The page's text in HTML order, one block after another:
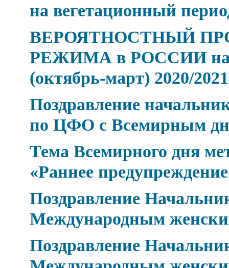
на вегетационный
ВЕРОЯТНОСТНЫЙ
РЕЖИМА в РОССИИ на
(октябрь-март) 2020/2021
Поздравление
по ЦФО с Всемирным
Тема Всемирного дня
«Раннее
Поздравление
Международным
Поздравление